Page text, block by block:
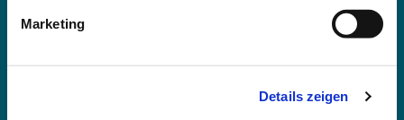
Marketing
Details zeigen